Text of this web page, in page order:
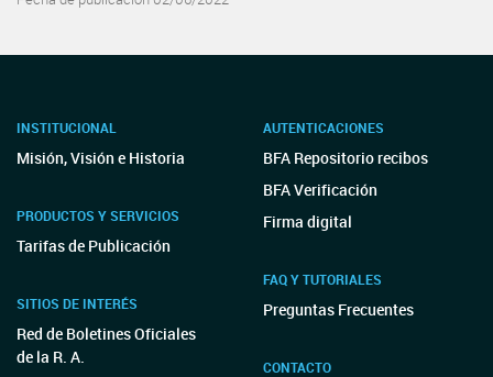
INSTITUCIONAL
Misión, Visión e Historia
PRODUCTOS Y SERVICIOS
Tarifas de Publicación
SITIOS DE INTERÉS
Red de Boletines Oficiales
de la R. A.
AUTENTICACIONES
BFA Repositorio recibos
BFA Verificación
Firma digital
FAQ Y TUTORIALES
Preguntas Frecuentes
CONTACTO